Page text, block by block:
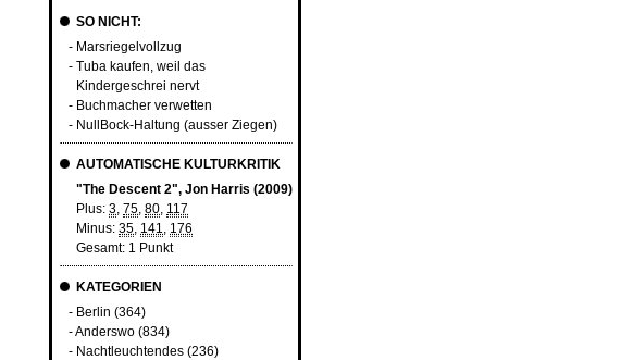
SO NICHT:
- Marsriegelvollzug
- Tuba kaufen, weil das
Kindergeschrei nervt
- Buchmacher verwetten
- NullBock-Haltung (ausser Ziegen)
AUTOMATISCHE KULTURKRITIK
"The Descent 2", Jon Harris (2009)
Plus: 3, 75, 80, 117
Minus: 35, 141, 176
Gesamt: 1 Punkt
KATEGORIEN
- Berlin (364)
-Anderswo(834)
- Nachtleuchtendes(236)